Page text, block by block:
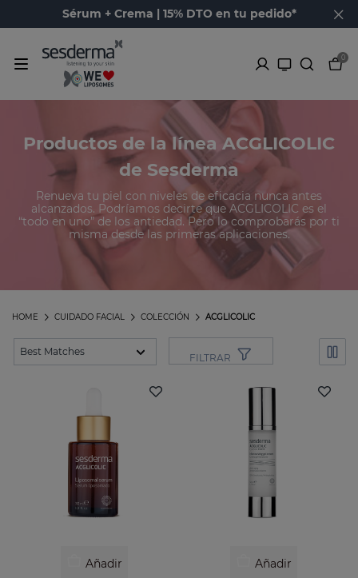
Sérum + Crema | 15% DTO en tu pedido*
0
Productos de la línea ACGLICOLIC
de Sesderma
Renueva tu piel con niveles de eficacia nunca antes
alcanzados. Podríamos decirte que ACGLICOLIC es el
“todo en uno” de los antiedad. Pero lo comprobarás por ti
misma desde las primeras aplicaciones.
ACGLICOLIC
COLECCIÓN
CUIDADO FACIAL
HOME
FILTRAR
Añadir Añadir